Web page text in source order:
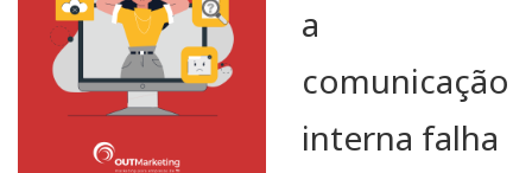
a
comunicação
interna falha